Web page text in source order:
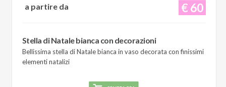
€ 60
a partire da
Stella di Natale bianca con decorazioni
Bellissima stella di Natale bianca in vaso decorata con finissimi
elementi natalizi